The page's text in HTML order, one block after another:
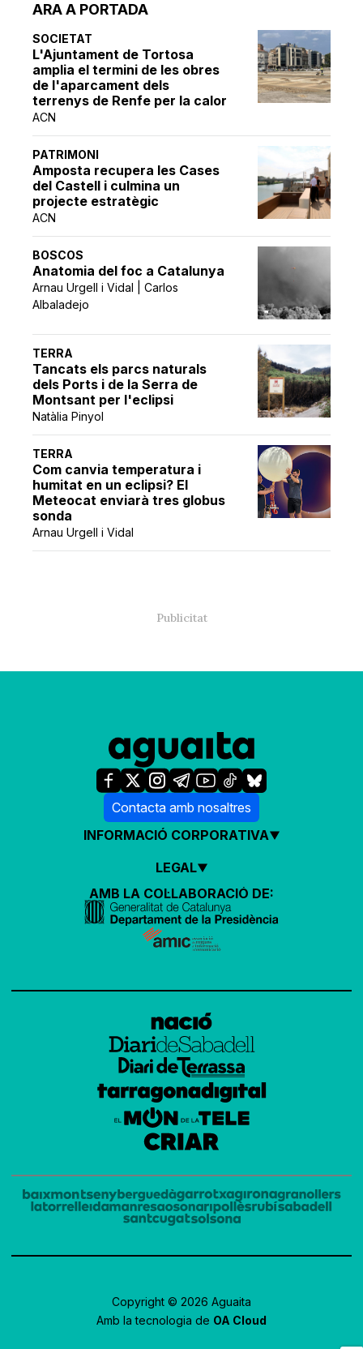
ARA A PORTADA
SOCIETAT
L'Ajuntament de Tortosa
amplia el termini de les obres
de l'aparcament dels
terrenys de Renfe per la calor
ACN
PATRIMONI
Amposta recupera les Cases
del Castell i culmina un
projecte estratègic
ACN
BOSCOS
Anatomia del foc a Catalunya
Arnau Urgell i Vidal | Carlos
Albaladejo
TERRA
Tancats els parcs naturals
dels Ports i de la Serra de
Montsant per l'eclipsi
Natàlia Pinyol
TERRA
Com canvia temperatura i
humitat en un eclipsi? El
Meteocat enviarà tres globus
sonda
Arnau Urgell i Vidal
Contacta amb nosaltres
INFORMACIÓ CORPORATIVA
LEGAL
AMB LA COL·LABORACIÓ DE:
Copyright © 2026 Aguaita
Amb la tecnologia de OA Cloud